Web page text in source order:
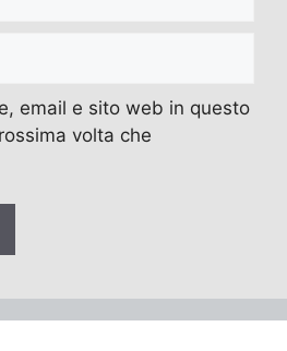
email e sito web in questo
volta che